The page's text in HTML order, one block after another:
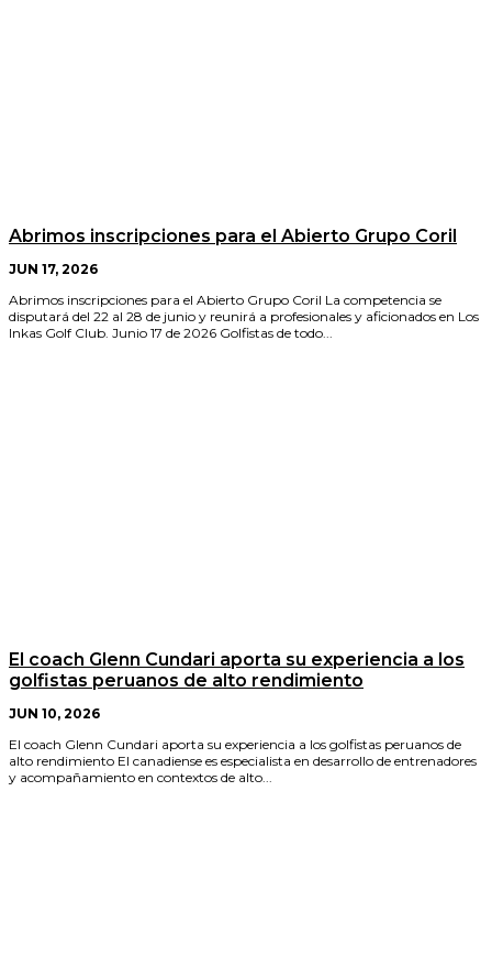
Abrimos inscripciones para el Abierto Grupo Coril
JUN 17, 2026
Abrimos inscripciones para el Abierto Grupo Coril La competencia se
disputará del 22 al 28 de junio y reunirá a profesionales y aficionados en Los
Inkas Golf Club. Junio 17 de 2026 Golfistas de todo...
El coach Glenn Cundari aporta su experiencia a los
golfistas peruanos de alto rendimiento
JUN 10, 2026
El coach Glenn Cundari aporta su experiencia a los golfistas peruanos de
alto rendimiento El canadiense es especialista en desarrollo de entrenadores
y acompañamiento en contextos de alto...